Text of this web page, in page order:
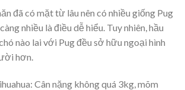
đã có mặt từ lâu nên có nhiều giống Pug
nhiều là điều dễ hiểu. Tuy nhiên, hầu
nào lai với Pug đều sở hữu ngoại hình
hơn.
Cân nặng không quá 3kg, mõm